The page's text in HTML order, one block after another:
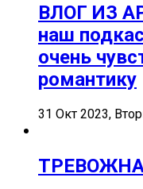
ВЛОГ ИЗ
наш
очень
романтику
31 Окт 2023,